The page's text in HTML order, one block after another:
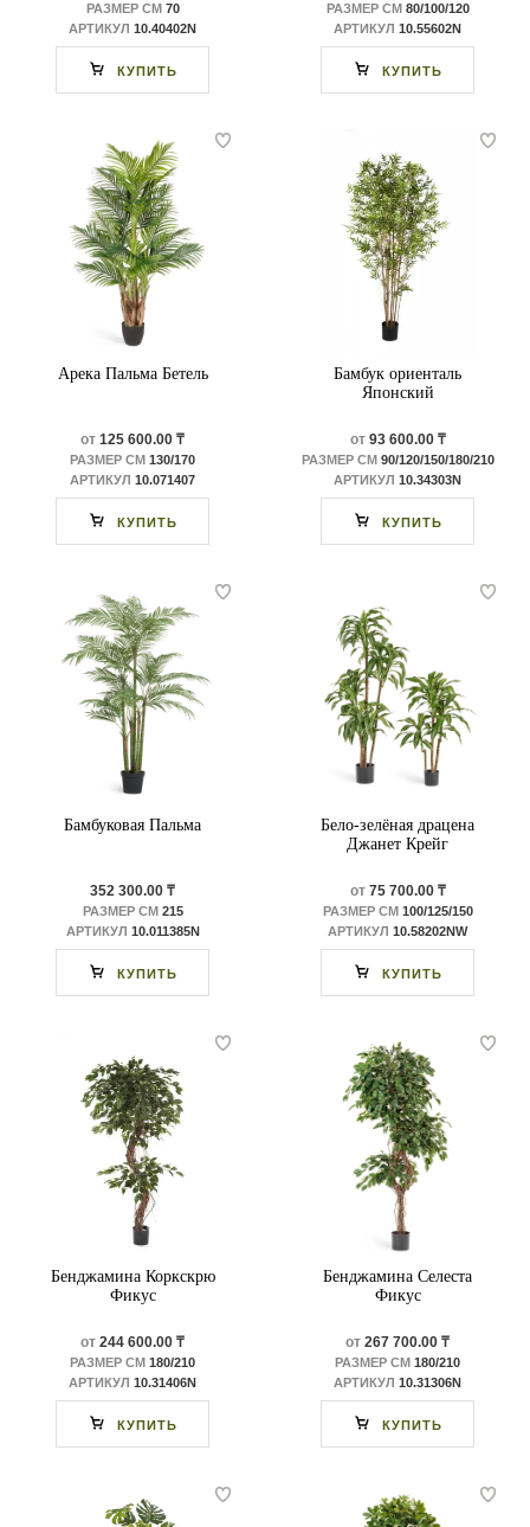
РАЗМЕР СМ 70
АРТИКУЛ 10.40402N
КУПИТЬ
РАЗМЕР СМ 80/100/120
АРТИКУЛ 10.55602N
КУПИТЬ
Арека Пальма Бетель
от 125 600.00 ₸
РАЗМЕР СМ 130/170
АРТИКУЛ 10.071407
КУПИТЬ
Бамбук ориенталь
Японский
от93 600.00 ₸
РАЗМЕР СМ 90/120/150/180/210
АРТИКУЛ 10.34303N
КУПИТЬ
Бамбуковая Пальма
352 300.00 ₸
РАЗМЕР СМ 215
АРТИКУЛ 10.011385N
КУПИТЬ
Бело-зелёная драцена
Джанет Крейг
от75 700.00 ₸
РАЗМЕР СМ 100/125/150
АРТИКУЛ 10.58202NW
КУПИТЬ
Бенджамина Коркскрю
Фикус
от 244 600.00 ₸
РАЗМЕР СМ 180/210
АРТИКУЛ 10.31406N
КУПИТЬ
Бенджамина Селеста
Фикус
от 267 700.00 ₸
РАЗМЕР СМ 180/210
АРТИКУЛ 10.31306N
КУПИТЬ